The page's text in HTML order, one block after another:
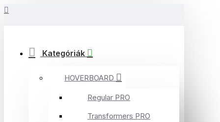
Kategóriák
HOVERBOARD
Regular PRO
Transformers PRO